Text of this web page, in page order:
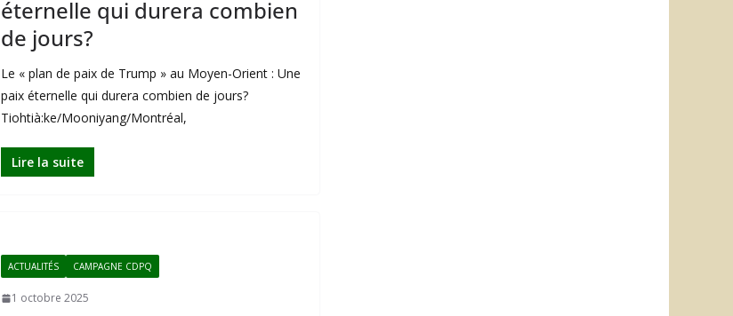
éternelle qui durera combien
de jours?
Le « plan de paix de Trump » au Moyen-Orient : Une
paix éternelle qui durera combien de jours?
Tiohtià:ke/Mooniyang/Montréal,
Lire la suite
ACTUALITÉS CAMPAGNE CDPQ
1 octobre 2025